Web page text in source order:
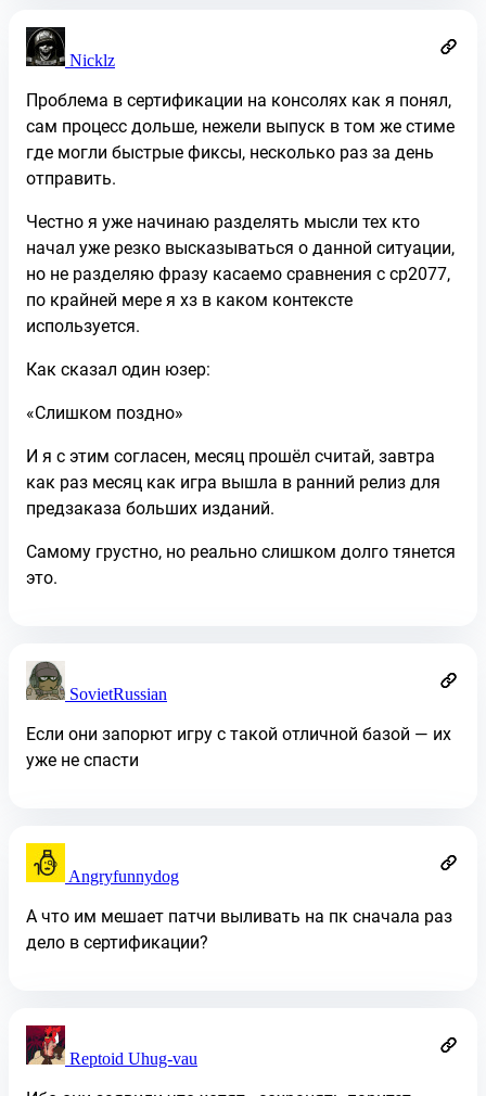
Nicklz
Проблема в сертификации на консолях как я понял,
сам процесс дольше, нежели выпуск в том же стиме
где могли быстрые фиксы, несколько раз за день
отправить.
Честно я уже начинаю разделять мысли тех кто
начал уже резко высказываться о данной ситуации,
но не разделяю фразу касаемо сравнения с cp2077,
по крайней мере я хз в каком контексте
используется.
Как сказал один юзер:
«Слишком поздно»
И я с этим согласен, месяц прошёл считай, завтра
как раз месяц как игра вышла в ранний релиз для
предзаказа больших изданий.
Самому грустно, но реально слишком долго тянется
это.
SovietRussian
Если они запорют игру с такой отличной базой — их
уже не спасти
Angryfunnydog
А что им мешает патчи выливать на пк сначала раз
дело в сертификации?
Reptoid Uhug-vau